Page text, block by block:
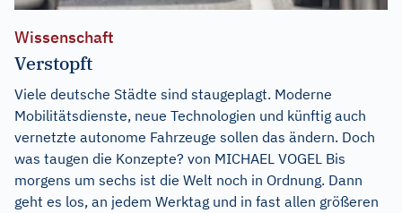
Wissenschaft
Verstopft
Viele deutsche Städte sind staugeplagt. Moderne
Mobilitätsdienste, neue Technologien und künftig auch
vernetzte autonome Fahrzeuge sollen das ändern. Doch
was taugen die Konzepte? von MICHAEL VOGEL Bis
morgens um sechs ist die Welt noch in Ordnung. Dann
geht es los, an jedem Werktag und in fast allen größeren